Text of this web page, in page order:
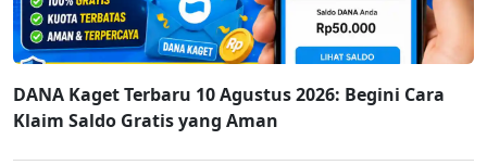
DANA Kaget Terbaru 10 Agustus 2026: Begini Cara
Klaim Saldo Gratis yang Aman